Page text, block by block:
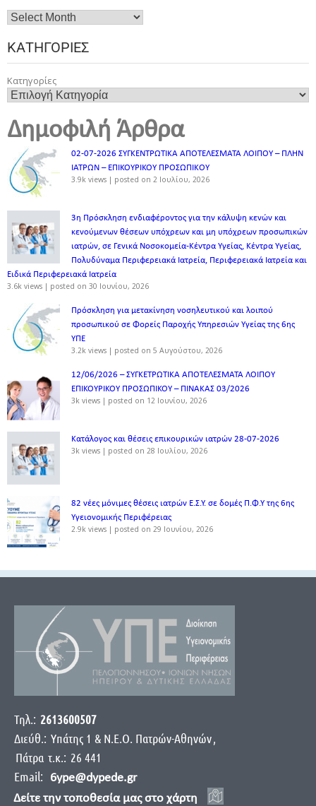
ΚΑΤΗΓΟΡΊΕΣ
Κατηγορίες
Δημοφιλή Άρθρα
02-07-2026 ΣΥΓΚΕΝΤΡΩΤΙΚΑ ΑΠΟΤΕΛΕΣΜΑΤΑ ΛΟΙΠΟΥ – ΠΛΗΝ
ΙΑΤΡΩΝ – ΕΠΙΚΟΥΡΙΚΟΥ ΠΡΟΣΩΠΙΚOY
3.9k views | posted on 2 Ιουλίου, 2026
3η Πρόσκληση ενδιαφέροντος για την κάλυψη κενών και
κενούμενων θέσεων υπόχρεων και μη υπόχρεων προσωπικών
ιατρών, σε Γενικά Νοσοκομεία-Κέντρα Υγείας, Κέντρα Υγείας,
Πολυδύναμα Περιφερειακά Ιατρεία, Περιφερειακά Ιατρεία και
Ειδικά Περιφερειακά Ιατρεία
3.6k views | posted on 30 Ιουνίου, 2026
Πρόσκληση για μετακίνηση νοσηλευτικού και λοιπού
προσωπικού σε Φορείς Παροχής Υπηρεσιών Υγείας της 6ης
ΥΠΕ
3.2k views | posted on 5 Αυγούστου, 2026
12/06/2026 – ΣΥΓΚΕΤΡΩΤΙΚΑ ΑΠΟΤΕΛΕΣΜΑΤΑ ΛΟΙΠΟΥ
ΕΠΙΚΟΥΡΙΚΟΥ ΠΡΟΣΩΠΙΚΟΥ – ΠΙΝΑΚΑΣ 03/2026
3k views | posted on 12 Ιουνίου, 2026
Κατάλογος και θέσεις επικουρικών ιατρών 28-07-2026
3k views | posted on 28 Ιουλίου, 2026
82 νέες μόνιμες θέσεις ιατρών Ε.Σ.Υ. σε δομές Π.Φ.Υ της 6ης
Υγειονομικής Περιφέρειας
2.9k views | posted on 29 Ιουνίου, 2026
Τηλ.: 2613600507
Διεύθ.: Yπάτης 1 & Ν.Ε.Ο. Πατρών-Αθηνών,
Πάτρα τ.κ.: 26 441
Email:
6ype@dypede.gr
Δείτε την τοποθεσία μας στο χάρτη